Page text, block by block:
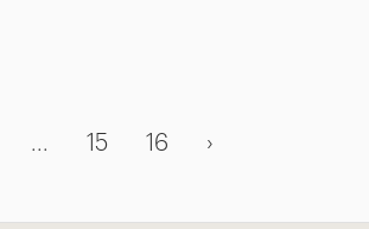
15 16 ›